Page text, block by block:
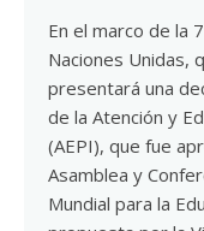
En el marco de la
Naciones Unidas,
presentará una
de la Atención y
(AEPI), que fue
Asamblea y
Mundial para la